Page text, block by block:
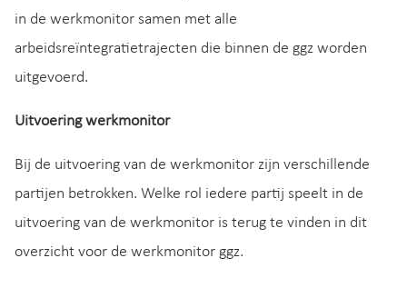
in de werkmonitor samen met alle
arbeidsreïntegratietrajecten die binnen de ggz worden
uitgevoerd.
Uitvoering werkmonitor
Bij de uitvoering van de werkmonitor zijn verschillende
partijen betrokken. Welke rol iedere partij speelt in de
uitvoering van de werkmonitor is terug te vinden in dit
overzicht voor de werkmonitor ggz.